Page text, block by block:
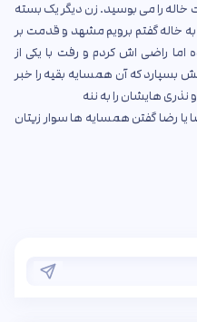
خاله را می بوسید. زن دیگر یک بسته
خاله گفتم برویم مشهد و قدمت بر
راضی اش کردم و رفت با یکی از
بسپارد که آن همسایه بقیه را خبر
نذری هایشان را به ننه
رضا گفتن همسایه ها سوار زیتان